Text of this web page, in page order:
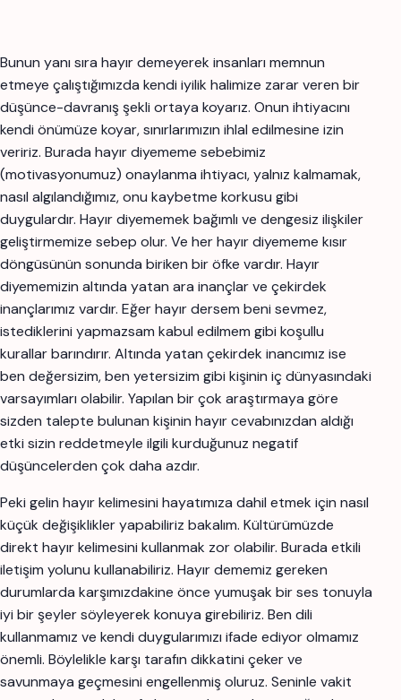
Bunun yanı sıra hayır demeyerek insanları memnun
etmeye çalıştığımızda kendi iyilik halimize zarar veren bir
düşünce-davranış şekli ortaya koyarız. Onun ihtiyacını
kendi önümüze koyar, sınırlarımızın ihlal edilmesine izin
veririz. Burada hayır diyememe sebebimiz
(motivasyonumuz) onaylanma ihtiyacı, yalnız kalmamak,
nasıl algılandığımız, onu kaybetme korkusu gibi
duygulardır. Hayır diyememek bağımlı ve dengesiz ilişkiler
geliştirmemize sebep olur. Ve her hayır diyememe kısır
döngüsünün sonunda biriken bir öfke vardır. Hayır
diyememizin altında yatan ara inançlar ve çekirdek
inançlarımız vardır. Eğer hayır dersem beni sevmez,
istediklerini yapmazsam kabul edilmem gibi koşullu
kurallar barındırır. Altında yatan çekirdek inancımız ise
ben değersizim, ben yetersizim gibi kişinin iç dünyasındaki
varsayımları olabilir. Yapılan bir çok araştırmaya göre
sizden talepte bulunan kişinin hayır cevabınızdan aldığı
etki sizin reddetmeyle ilgili kurduğunuz negatif
düşüncelerden çok daha azdır.
Peki gelin hayır kelimesini hayatımıza dahil etmek için nasıl
küçük değişiklikler yapabiliriz bakalım. Kültürümüzde
direkt hayır kelimesini kullanmak zor olabilir. Burada etkili
iletişim yolunu kullanabiliriz. Hayır dememiz gereken
durumlarda karşımızdakine önce yumuşak bir ses tonuyla
iyi bir şeyler söyleyerek konuya girebiliriz. Ben dili
kullanmamız ve kendi duygularımızı ifade ediyor olmamız
önemli. Böylelikle karşı tarafın dikkatini çeker ve
savunmaya geçmesini engellenmiş oluruz. Seninle vakit